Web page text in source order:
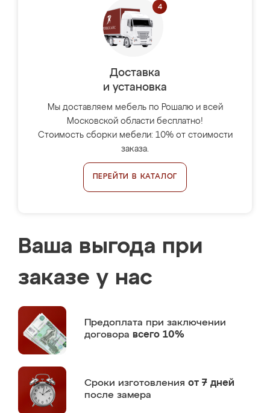
Доставка
и установка
Мы доставляем мебель по Рошалю и всей
Московской области бесплатно!
Стоимость сборки мебели: 10% от стоимости
заказа.
ПЕРЕЙТИ В КАТАЛОГ
Ваша выгода при
заказе у нас
Предоплата при заключении
договора всего 10%
Сроки изготовления от 7 дней
после замера